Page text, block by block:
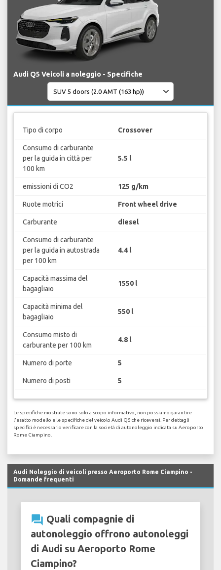
Audi Q5 Veicoli a noleggio - Specifiche
Tipo di corpo Crossover
Consumo di carburante
per la guida in città per
100 km
5.5 l
emissioni di CO2 125 g/km
Ruote motrici Front wheel drive
Carburante diesel
Consumo di carburante
per la guida in autostrada
per 100 km
4.4 l
Capacità massima del
bagagliaio
1550 l
Capacità minima del
bagagliaio
550 l
Consumo misto di
carburante per 100 km
4.8 l
Numero di porte 5
Numero di posti 5
Le specifiche mostrate sono solo a scopo informativo, non possiamo garantire
l'esatto modello e le specifiche del veicolo Audi Q5 che riceverai. Per dettagli
specifici è necessario verificare con la società di autonoleggio indicata su Aeroporto
Rome Ciampino.
Audi Noleggio di veicoli presso Aeroporto Rome Ciampino -
Domande frequenti
question_answer Quali compagnie di
autonoleggio offrono autonoleggi
di Audi su Aeroporto Rome
Ciampino?